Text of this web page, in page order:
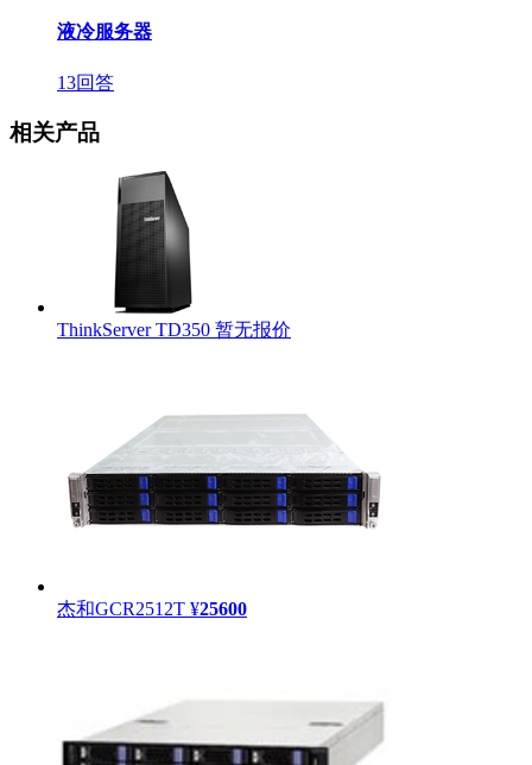
液冷服务器
13回答
相关产品
ThinkServer TD350 暂无报价
杰和GCR2512T ¥25600